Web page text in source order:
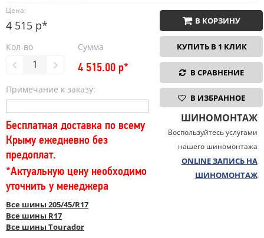
Цена:
4 515 р*
Кол-во Сумма
4 515.00 р*
Примечание к заказу:
Бесплатная доставка по всему
Крыму ежедневно без
предоплат.
*Актуальную цену необходимо
уточнить у менеджера
Все шины 205/45/R17
Все шины R17
Все шины Tourador
В КОРЗИНУ
КУПИТЬ В 1 КЛИК
В СРАВНЕНИЕ
В ИЗБРАННОЕ
ШИНОМОНТАЖ
Воспользуйтесь услугами
нашего шиномонтажа
ONLINE ЗАПИСЬ НА
ШИНОМОНТАЖ